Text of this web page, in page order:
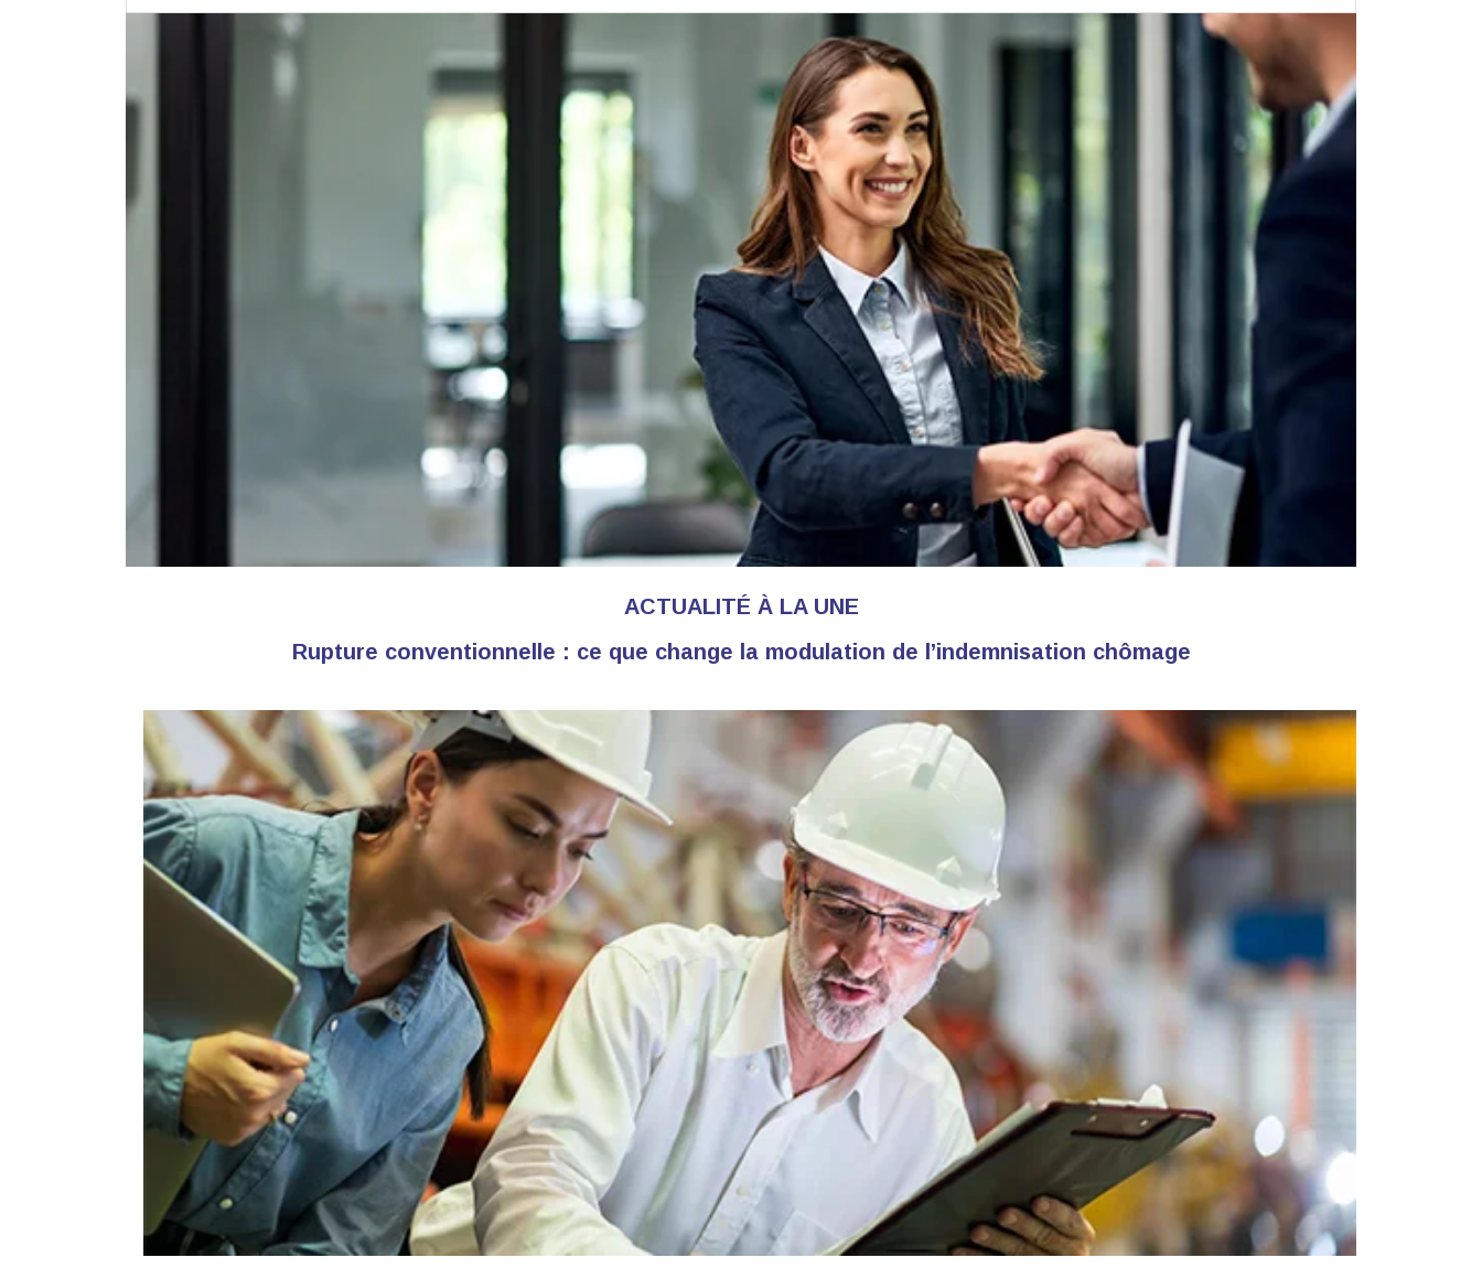
ACTUALITÉ À LA UNE
Rupture conventionnelle : ce que change la modulation de l’indemnisation chômage